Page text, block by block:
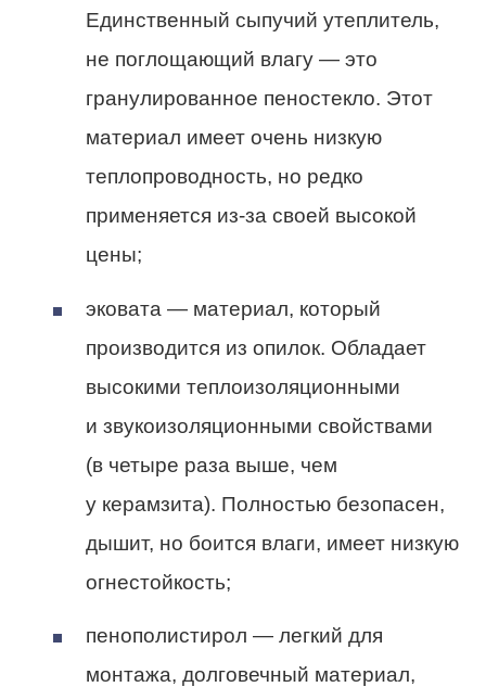
Единственный сыпучий утеплитель,
не поглощающий влагу — это
гранулированное пеностекло. Этот
материал имеет очень низкую
теплопроводность, но редко
применяется из-за своей высокой
цены;
эковата — материал, который
производится из опилок. Обладает
высокими теплоизоляционными
и звукоизоляционными свойствами
(в четыре раза выше, чем
у керамзита). Полностью безопасен,
дышит, но боится влаги, имеет низкую
огнестойкость;
пенополистирол — легкий для
монтажа, долговечный материал,